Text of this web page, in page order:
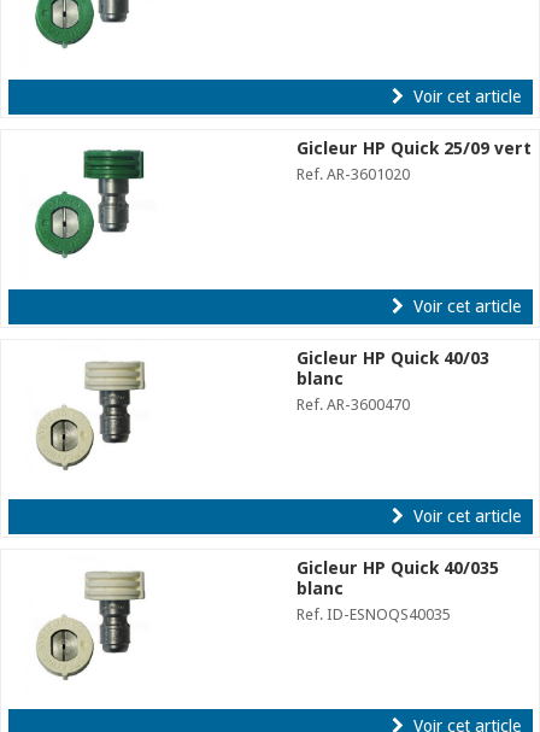
Voir cet article
Gicleur HP Quick 25/09 vert
Ref. AR-3601020
Voir cet article
Gicleur HP Quick 40/03
blanc
Ref. AR-3600470
Voir cet article
Gicleur HP Quick 40/035
blanc
Ref. ID-ESNOQS40035
Voir cet article